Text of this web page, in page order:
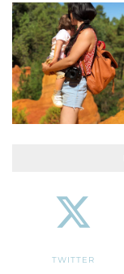
TWITTER